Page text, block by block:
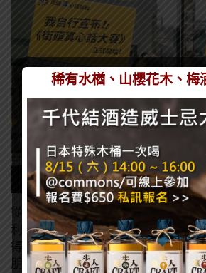
從街頭的一句真心話，到生活中每一
利-196 想陪你用最真實、不勉強的
得爽快。無糖也不妥協，果香依然即
朋友開喝、為比賽應援，或是一個人
稀有水楢、山櫻花木、梅